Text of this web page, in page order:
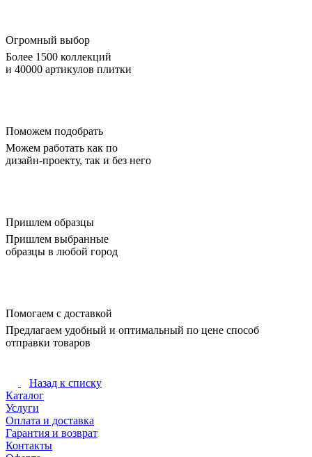
Огромный выбор
Более 1500 коллекций
и 40000 артикулов плитки
Поможем подобрать
Можем работать как по
дизайн-проекту, так и без него
Пришлем образцы
Пришлем выбранные
образцы в любой город
Помогаем с доставкой
Предлагаем удобный и оптимальный по цене способ
отправки товаров
Назад к списку
Каталог
Услуги
Оплата и доставка
Гарантия и возврат
Контакты